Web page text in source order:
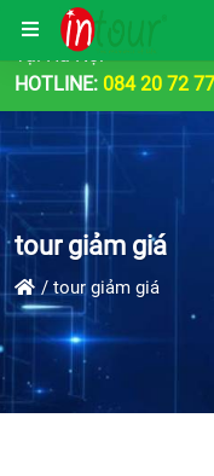
Công Ty Tổ Chức
Tại Hà Nội
HOTLINE: 084 20 72
tour giảm giá
tour giảm giá